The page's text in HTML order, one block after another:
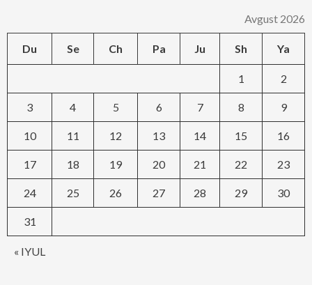
Avgust 2026
Du Se Ch Pa Ju Sh Ya
« IYUL
1 2
3 4 5 6 7 8 9
10 11 12 13 14 15 16
17 18 19 20 21 22 23
24 25 26 27 28 29 30
31